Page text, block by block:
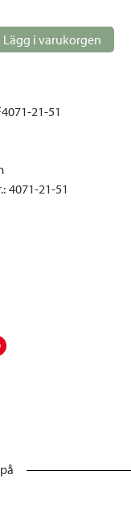
Lägg i varukorgen
21-51
: 4071-21-51